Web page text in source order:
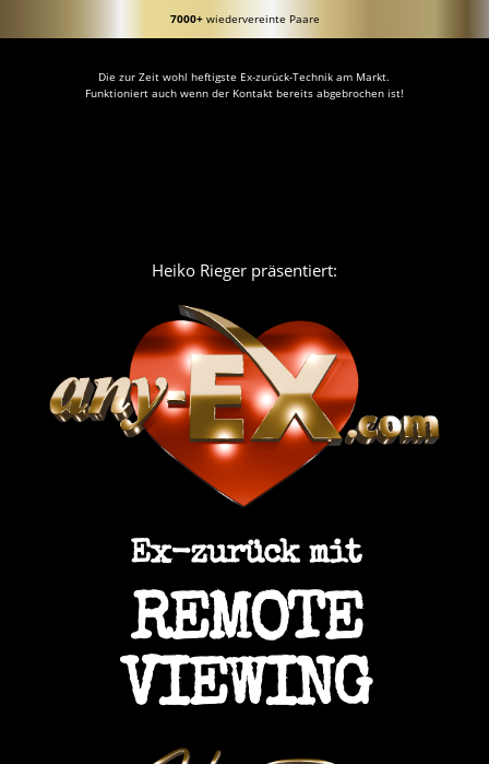
7000+wiedervereinte Paare
Die zur Zeit wohl heftigste Ex-zurück-Technik am Markt.
Funktioniert auch wenn der Kontakt bereits abgebrochen ist!
Heiko Rieger präsentiert:
Ex-zurück mit
REMOTE
VIEWING